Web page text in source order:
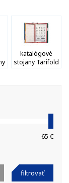
katalógové
stojany Tarifold
65 €
filtrovať